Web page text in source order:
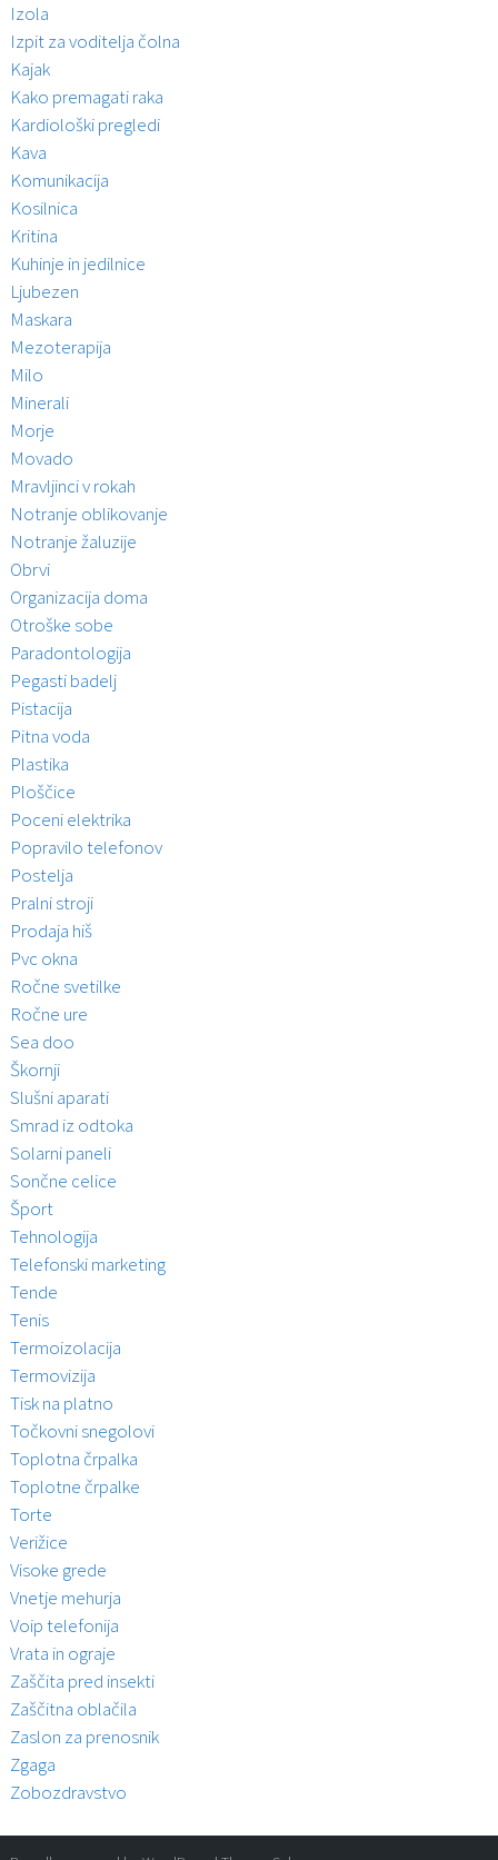
Izola
Izpit za voditelja čolna
Kajak
Kako premagati raka
Kardiološki pregledi
Kava
Komunikacija
Kosilnica
Kritina
Kuhinje in jedilnice
Ljubezen
Maskara
Mezoterapija
Milo
Minerali
Morje
Movado
Mravljinci v rokah
Notranje oblikovanje
Notranje žaluzije
Obrvi
Organizacija doma
Otroške sobe
Paradontologija
Pegasti badelj
Pistacija
Pitna voda
Plastika
Ploščice
Poceni elektrika
Popravilo telefonov
Postelja
Pralni stroji
Prodaja hiš
Pvc okna
Ročne svetilke
Ročne ure
Sea doo
Škornji
Slušni aparati
Smrad iz odtoka
Solarni paneli
Sončne celice
Šport
Tehnologija
Telefonski marketing
Tende
Tenis
Termoizolacija
Termovizija
Tisk na platno
Točkovni snegolovi
Toplotna črpalka
Toplotne črpalke
Torte
Verižice
Visoke grede
Vnetje mehurja
Voip telefonija
Vrata in ograje
Zaščita pred insekti
Zaščitna oblačila
Zaslon za prenosnik
Zgaga
Zobozdravstvo